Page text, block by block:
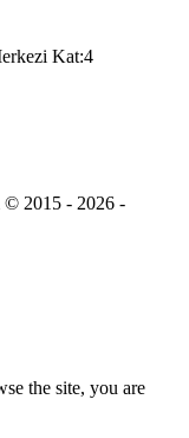
Kat:4
© 2015 - 2026 -
the site, you are